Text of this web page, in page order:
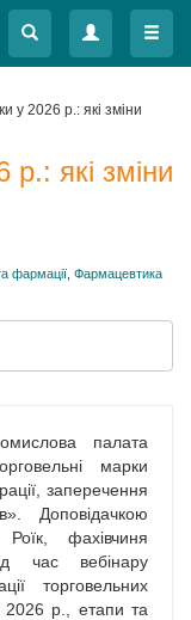
Меню
Меню
у 2026 р.: які зміни
р.: які зміни
фармації Фармацевтика
палата
марки
заперечення
Доповідачкою
фахівчиня
час вебінару
торговельних
2026 р., етапи та